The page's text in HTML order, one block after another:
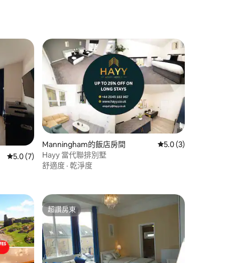
從 7 則評價中獲得 5.0 的平均評分（滿分 5 分）
5.0 (7)
Manningham的飯店房間 從 3 則評價中獲得
5.0 (3)
Hayy 當代聯排別墅
舒適度 · 乾淨度
超讚房東
超讚房東